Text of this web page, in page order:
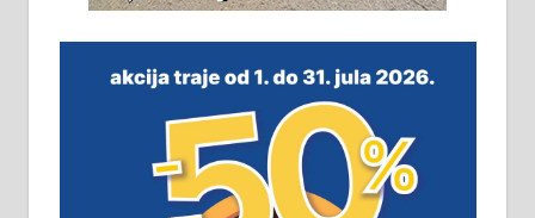
На продају легализована, нова,
м2 са плацем од 8 ари у Зеленом
виру у Алексинцу. Могућа
замена. 064/21-63-584
ПОСЛОВНИ ОГЛАСИ